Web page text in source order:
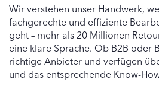
Wir verstehen unser Handwerk,
fachgerechte und effiziente
geht – mehr als 20 Millionen
eine klare Sprache. Ob B2B oder
richtige Anbieter und verfügen
und das entsprechende Know-